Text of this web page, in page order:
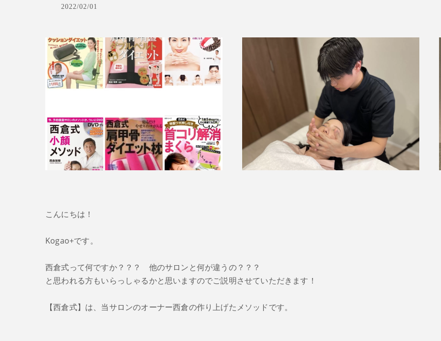
2022/02/01
こんにちは！
Kogao+です。
西倉式って何ですか？？？ 他のサロンと何が違うの？？？
と思われる方もいらっしゃるかと思いますのでご説明させていただきます！
【西倉式】は、当サロンのオーナー西倉の作り上げたメソッドです。